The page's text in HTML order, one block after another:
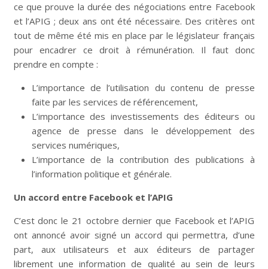
ce que prouve la durée des négociations entre Facebook
et l’APIG ; deux ans ont été nécessaire. Des critères ont
tout de même été mis en place par le législateur français
pour encadrer ce droit à rémunération. Il faut donc
prendre en compte :
L’importance de l’utilisation du contenu de presse
faite par les services de référencement,
L’importance des investissements des éditeurs ou
agence de presse dans le développement des
services numériques,
L’importance de la contribution des publications à
l’information politique et générale.
Un accord entre Facebook et l’APIG
C’est donc le 21 octobre dernier que Facebook et l’APIG
ont annoncé avoir signé un accord qui permettra, d’une
part, aux utilisateurs et aux éditeurs de partager
librement une information de qualité au sein de leurs